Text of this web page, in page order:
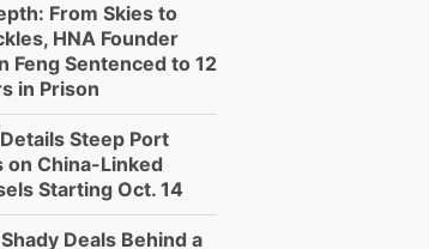
航飞行员跨国走私7万
摇头丸 尿检体内含3种
毒品
育部长拱下台
特别呈现】寻找100种
有意思的生活方式·第三对
【商旅对话】华住集团
CFO：不靠规模取胜，华
住三大增长引擎是什么？
From Skies to
HNA Founder
Feng Sentenced to 12
in Prison
Details Steep Port
on China-Linked
Starting Oct. 14
Deals Behind a